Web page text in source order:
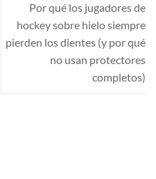
Por qué los jugadores de
hockey sobre hielo siempre
pierden los dientes (y por qué
no usan protectores
completos)